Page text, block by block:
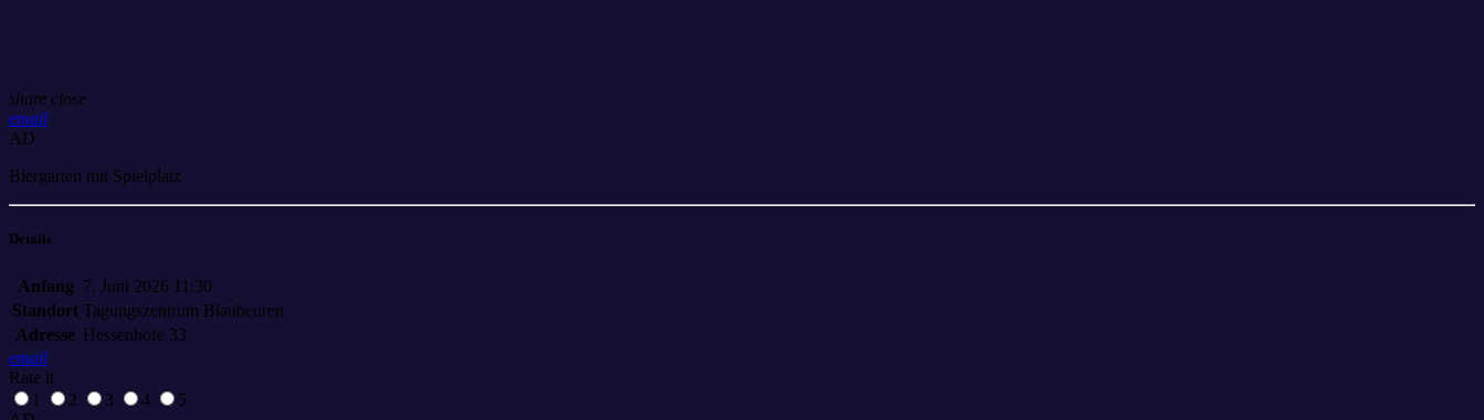
share close
email
AD
Biergarten mit Spielplatz
Details
Anfang 7. Juni 2026 11:30
Standort Tagungszentrum Blaubeuren
Adresse Hessenhöfe 33
email
Rate it
1
2 3 4
5